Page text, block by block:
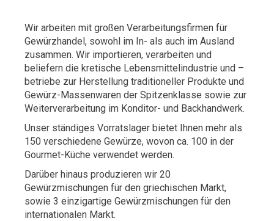
Wir arbeiten mit großen Verarbeitungsfirmen für
Gewürzhandel, sowohl im In- als auch im Ausland
zusammen. Wir importieren, verarbeiten und
beliefern die kretische Lebensmittelindustrie und –
betriebe zur Herstellung traditioneller Produkte und
Gewürz-Massenwaren der Spitzenklasse sowie zur
Weiterverarbeitung im Konditor- und Backhandwerk.
Unser ständiges Vorratslager bietet Ihnen mehr als
150 verschiedene Gewürze, wovon ca. 100 in der
Gourmet-Küche verwendet werden.
Darüber hinaus produzieren wir 20
Gewürzmischungen für den griechischen Markt,
sowie 3 einzigartige Gewürzmischungen für den
internationalen Markt.